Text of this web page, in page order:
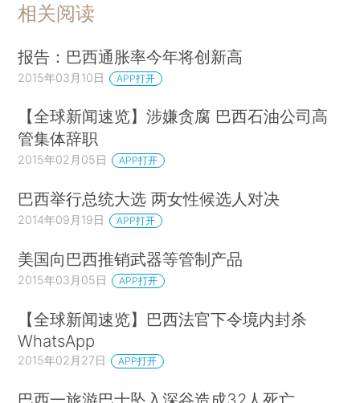
相关阅读
报告：巴西通胀率今年将创新高
2015年03月10日 APP打开
【全球新闻速览】涉嫌贪腐 巴西石油公司高
管集体辞职
2015年02月05日 APP打开
巴西举行总统大选 两女性候选人对决
2014年09月19日 APP打开
美国向巴西推销武器等管制产品
2015年03月05日 APP打开
【全球新闻速览】巴西法官下令境内封杀
WhatsApp
2015年02月27日 APP打开